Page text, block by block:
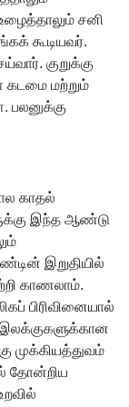
சனி
கூடியவர்.
குறுக்கு
மற்றும்
பலனுக்கு
காதல்
இந்த ஆண்டு
இறுதியில்
காணலாம்.
பிரிவினையால்
முக்கியத்துவம்
தோன்றிய